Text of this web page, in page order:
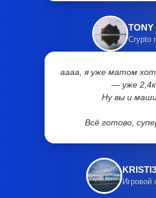
TONY
Crypto
аааа, я уже матом
— уже
Ну вы и
Всё готово,
Игровой